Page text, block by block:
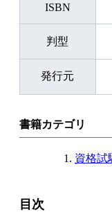
ISBN
判型
発行元
書籍カテゴリ
資格試
目次